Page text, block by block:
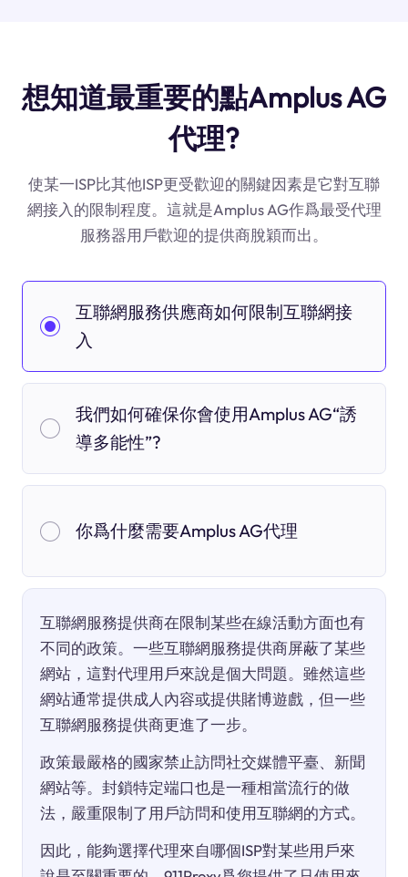
想知道最重要的點Amplus AG
代理?
使某一ISP比其他ISP更受歡迎的關鍵因素是它對互聯
網接入的限制程度。這就是Amplus AG作爲最受代理
服務器用戶歡迎的提供商脫穎而出。
互聯網服務供應商如何限制互聯網接
入
我們如何確保你會使用Amplus AG“誘
導多能性”?
你爲什麼需要Amplus AG代理
互聯網服務提供商在限制某些在線活動方面也有
不同的政策。一些互聯網服務提供商屏蔽了某些
網站，這對代理用戶來說是個大問題。雖然這些
網站通常提供成人內容或提供賭博遊戲，但一些
互聯網服務提供商更進了一步。
政策最嚴格的國家禁止訪問社交媒體平臺、新聞
網站等。封鎖特定端口也是一種相當流行的做
法，嚴重限制了用戶訪問和使用互聯網的方式。
因此，能夠選擇代理來自哪個ISP對某些用戶來